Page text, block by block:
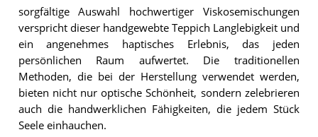
sorgfältige Auswahl hochwertiger Viskosemischungen
verspricht dieser handgewebte Teppich Langlebigkeit und
ein angenehmes haptisches Erlebnis, das jeden
persönlichen Raum aufwertet. Die traditionellen
Methoden, die bei der Herstellung verwendet werden,
bieten nicht nur optische Schönheit, sondern zelebrieren
auch die handwerklichen Fähigkeiten, die jedem Stück
Seele einhauchen.